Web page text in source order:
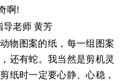
啊!
导老师 黄芳
物图案的纸，每一组图案
还有蛇。我当然是剪机灵
纸时一定要心静、心稳，